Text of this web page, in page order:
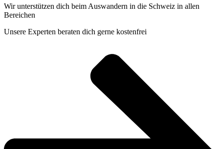
Wir unterstützen dich beim Auswandern in die Schweiz in allen
Bereichen
Unsere Experten beraten dich gerne kostenfrei